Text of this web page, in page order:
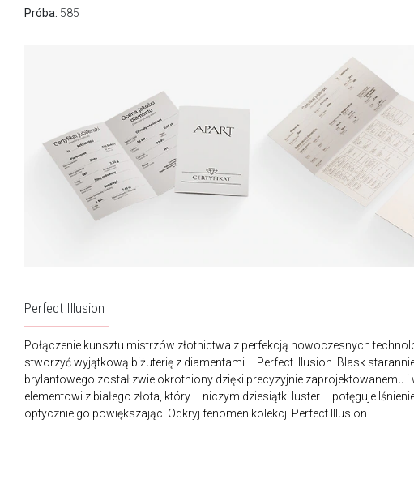
Próba: 585
Perfect Illusion
Połączenie kunsztu mistrzów złotnictwa z perfekcją nowoczesnych
stworzyć wyjątkową biżuterię z diamentami – Perfect Illusion. Blask
brylantowego został zwielokrotniony dzięki precyzyjnie zaprojektowanemu i
elementowi z białego złota, który – niczym dziesiątki luster – potęguje
optycznie go powiększając. Odkryj fenomen kolekcji Perfect Illusion.